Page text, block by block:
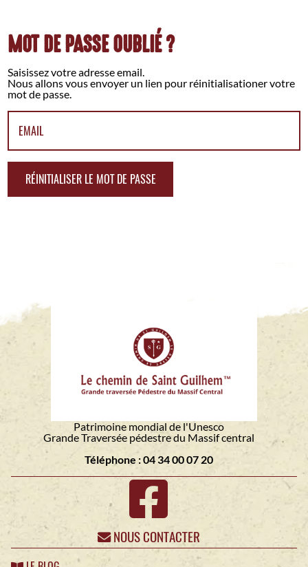
MOT DE PASSE OUBLIÉ ?
Saisissez votre adresse email.
Nous allons vous envoyer un lien pour réinitialisationer votre
mot de passe.
EMAIL
RÉINITIALISER LE MOT DE PASSE
Patrimoine mondial de l'Unesco
Grande Traversée pédestre du Massif central
Téléphone : 04 34 00 07 20
NOUS CONTACTER